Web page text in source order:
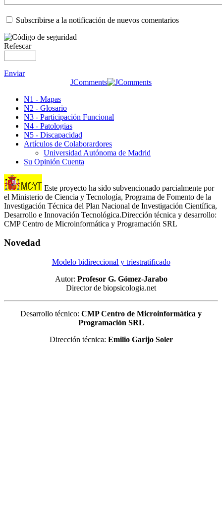
Subscribirse a la notificación de nuevos comentarios
Refescar
Enviar
JComments
N1 - Mapas
N2 - Glosario
N3 - Participación Funcional
N4 - Patologias
N5 - Discapacidad
Artículos de Colaborardores
Universidad Autónoma de Madrid
Su Opinión Cuenta
Este proyecto ha sido subvencionado parcialmente por
el Ministerio de Ciencia y Tecnología, Programa de Fomento de la
Investigación Técnica del Plan Nacional de Investigación Científica,
Desarrollo e Innovación Tecnológica.Dirección técnica y desarrollo:
CMP Centro de Microinformática y Programación SRL
Novedad
Modelo bidireccional y triestratificado
Autor: Profesor G. Gómez-Jarabo
Director de biopsicologia.net
Desarrollo técnico: CMP Centro de Microinformática y
Programación SRL
Dirección técnica: Emilio Garijo Soler